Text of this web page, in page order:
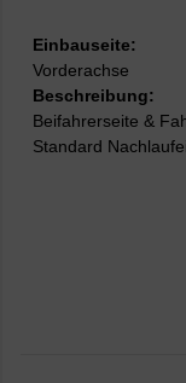
Einbauseite:
Vorderachse
Beschreibung:
Beifahrerseite &
Standard